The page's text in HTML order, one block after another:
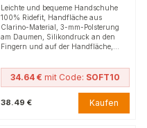
Leichte und bequeme Handschuhe
100% Ridefit, Handfläche aus
Clarino-Material, 3-mm-Polsterung
am Daumen, Silikondruck an den
Fingern und auf der Handfläche,…
34.64 € mit Code: SOFT10
38.49 € Kaufen